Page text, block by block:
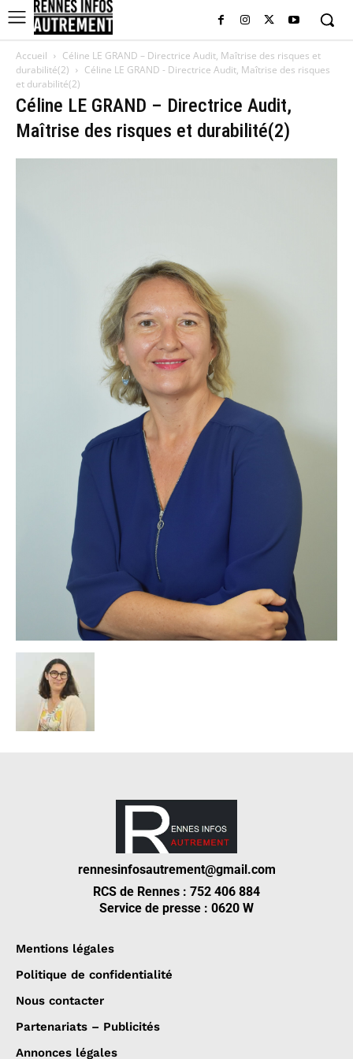
Accueil
Céline LE GRAND – Directrice Audit, Maîtrise des risques et
durabilité(2)
Céline LE GRAND - Directrice Audit, Maîtrise des risques
et durabilité(2)
Céline LE GRAND – Directrice Audit,
Maîtrise des risques et durabilité(2)
rennesinfosautrement@gmail.com
RCS de Rennes : 752 406 884
Service de presse : 0620 W
Mentions légales
Politique de confidentialité
Nous contacter
Partenariats – Publicités
Annonces légales